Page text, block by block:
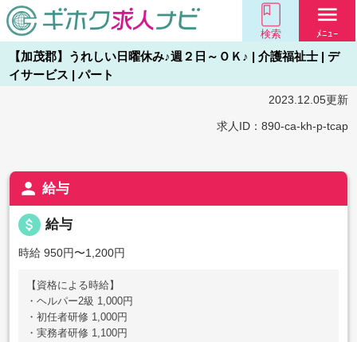
検索
menu
ﾒﾆｭｰ
【加茂郡】うれしい日曜休み♪週２日～ＯＫ♪ | 介護福祉士 | デ
イサービス | パート
2023.12.05更新
求人ID：890-ca-kh-p-tcap
person 給与
attach_money 給与
時給 950円〜1,200円
【資格による時給】
・ヘルパー2級 1,000円
・初任者研修 1,000円
・実務者研修 1,100円